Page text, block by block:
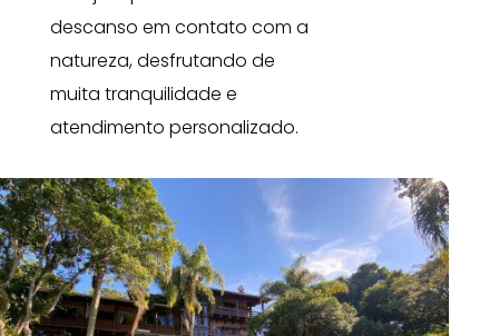
descanso em contato com a
natureza, desfrutando de
muita tranquilidade e
atendimento personalizado.